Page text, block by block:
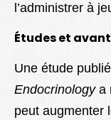
l’administrer à
Études et
Une étude
Endocrinologya
peut augmenter